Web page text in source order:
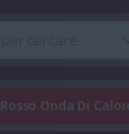
Rosso Onda Di